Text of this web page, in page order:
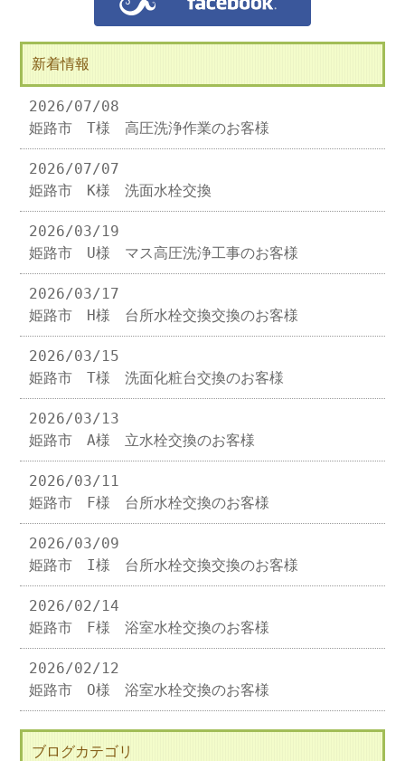
新着情報
2026/07/08
姫路市 T様 高圧洗浄作業のお客様
2026/07/07
姫路市 K様 洗面水栓交換
2026/03/19
姫路市 U様 マス高圧洗浄工事のお客様
2026/03/17
姫路市 H様 台所水栓交換交換のお客様
2026/03/15
姫路市 T様 洗面化粧台交換のお客様
2026/03/13
姫路市 A様 立水栓交換のお客様
2026/03/11
姫路市 F様 台所水栓交換のお客様
2026/03/09
姫路市 I様 台所水栓交換交換のお客様
2026/02/14
姫路市 F様 浴室水栓交換のお客様
2026/02/12
姫路市 O様 浴室水栓交換のお客様
ブログカテゴリ